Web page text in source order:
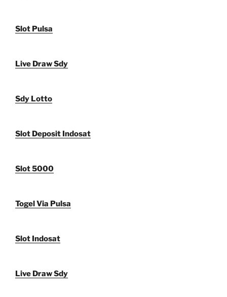
Slot Pulsa
Live Draw Sdy
Sdy Lotto
Slot Deposit Indosat
Slot 5000
Togel Via Pulsa
Slot Indosat
Live Draw Sdy